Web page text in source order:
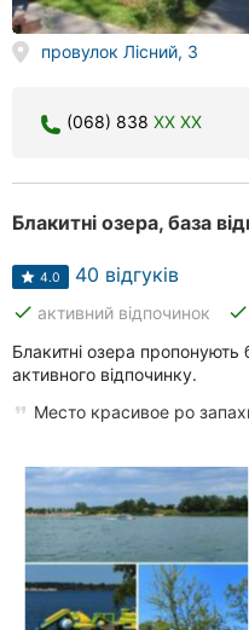
провулок Лісний, 3
(068) 838 XX XX
Блакитні озера, база
4.0 40 відгуків
done активний відпочинок done
Блакитні озера пропонують
активного відпочинку.
Место красивое ро